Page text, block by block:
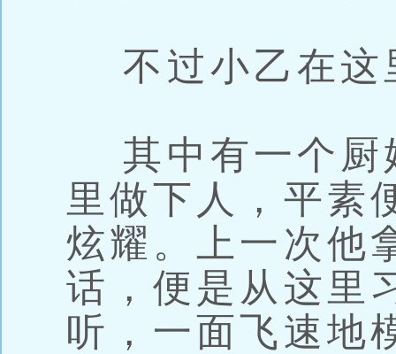
不过小乙在这
其中有一个厨
里做下人，平素
炫耀。上一次他
话，便是从这里
听，一面飞速地